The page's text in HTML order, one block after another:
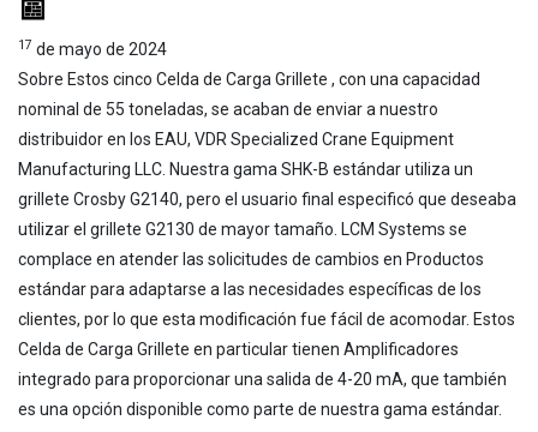
📰
17 de mayo de 2024
Sobre Estos cinco Celda de Carga Grillete , con una capacidad
nominal de 55 toneladas, se acaban de enviar a nuestro
distribuidor en los EAU, VDR Specialized Crane Equipment
Manufacturing LLC. Nuestra gama SHK-B estándar utiliza un
grillete Crosby G2140, pero el usuario final especificó que deseaba
utilizar el grillete G2130 de mayor tamaño. LCM Systems se
complace en atender las solicitudes de cambios en Productos
estándar para adaptarse a las necesidades específicas de los
clientes, por lo que esta modificación fue fácil de acomodar. Estos
Celda de Carga Grillete en particular tienen Amplificadores
integrado para proporcionar una salida de 4-20 mA, que también
es una opción disponible como parte de nuestra gama estándar.